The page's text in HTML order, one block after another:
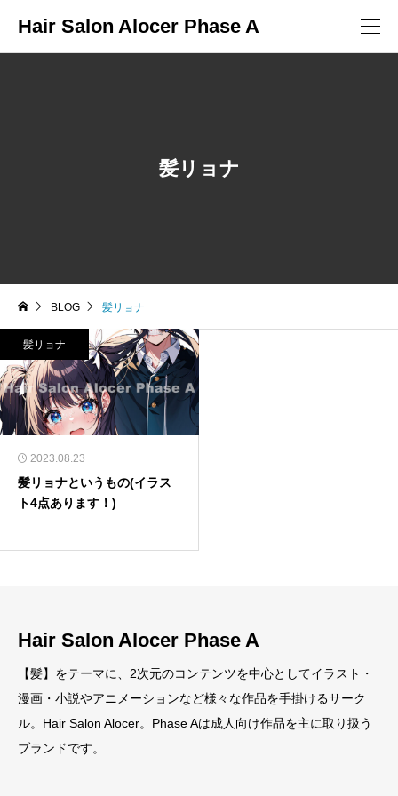
Hair Salon Alocer Phase A
髪リョナ
BLOG 髪リョナ
髪リョナ
2023.08.23
髪リョナというもの(イラス
ト4点あります！)
Hair Salon Alocer Phase A
【髪】をテーマに、2次元のコンテンツを中心としてイラスト・
漫画・小説やアニメーションなど様々な作品を手掛けるサーク
ル。Hair Salon Alocer。Phase Aは成人向け作品を主に取り扱う
ブランドです。